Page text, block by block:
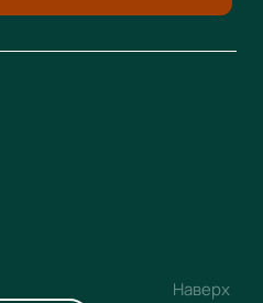
Наверх